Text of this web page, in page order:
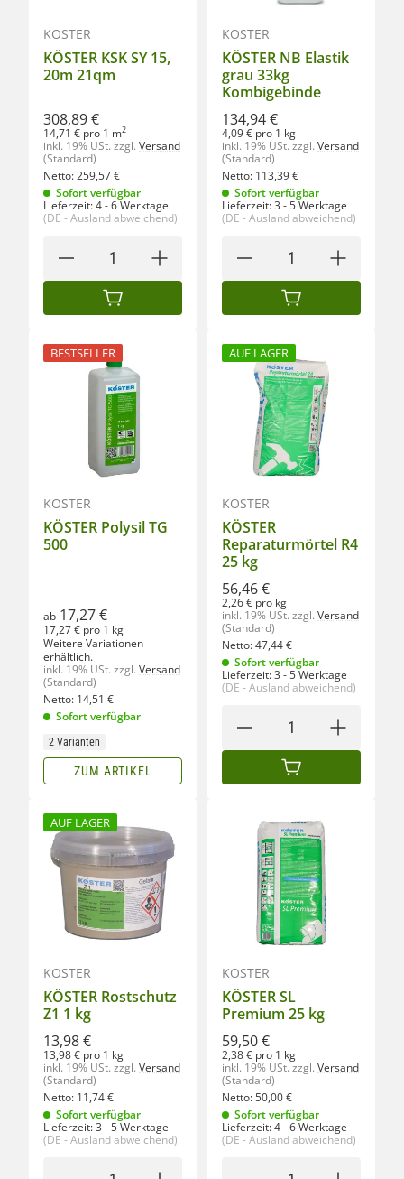
KÖSTER
KÖSTER KSK SY 15,
20m 21qm
308,89 €
14,71 € pro 1 m2
inkl. 19% USt. zzgl. Versand
(Standard)
Netto:259,57€
Sofort verfügbar
Lieferzeit:4 - 6 Werktage
(DE - Ausland abweichend)
IN DEN WARENKORB
KÖSTER
KÖSTER NB Elastik
grau 33kg
Kombigebinde
134,94 €
4,09 € pro 1 kg
inkl. 19% USt. zzgl. Versand
(Standard)
Netto: 113,39€
Sofort verfügbar
Lieferzeit:3 - 5 Werktage
(DE - Ausland abweichend)
IN DEN WARENKORB
BESTSELLER
KÖSTER
KÖSTER Polysil TG
500
ab 17,27 €
17,27 € pro 1 kg
Weitere Variationen
erhältlich.
inkl. 19% USt. zzgl. Versand
(Standard)
Netto: 14,51 €
Sofort verfügbar
2 Varianten
ZUM ARTIKEL
AUF LAGER
KÖSTER
KÖSTER
Reparaturmörtel R4
25 kg
56,46 €
2,26 € pro kg
inkl. 19% USt. zzgl. Versand
(Standard)
Netto:47,44€
Sofort verfügbar
Lieferzeit:3 - 5 Werktage
(DE - Ausland abweichend)
IN DEN WARENKORB
AUF LAGER
KÖSTER
KÖSTER Rostschutz
Z1 1 kg
13,98 €
13,98 € pro 1 kg
inkl. 19% USt. zzgl. Versand
(Standard)
Netto: 11,74€
Sofort verfügbar
Lieferzeit:3 - 5 Werktage
(DE - Ausland abweichend)
KÖSTER
KÖSTER SL
Premium 25 kg
59,50 €
2,38 € pro 1 kg
inkl. 19% USt. zzgl. Versand
(Standard)
Netto:50,00€
Sofort verfügbar
Lieferzeit:4 - 6 Werktage
(DE - Ausland abweichend)